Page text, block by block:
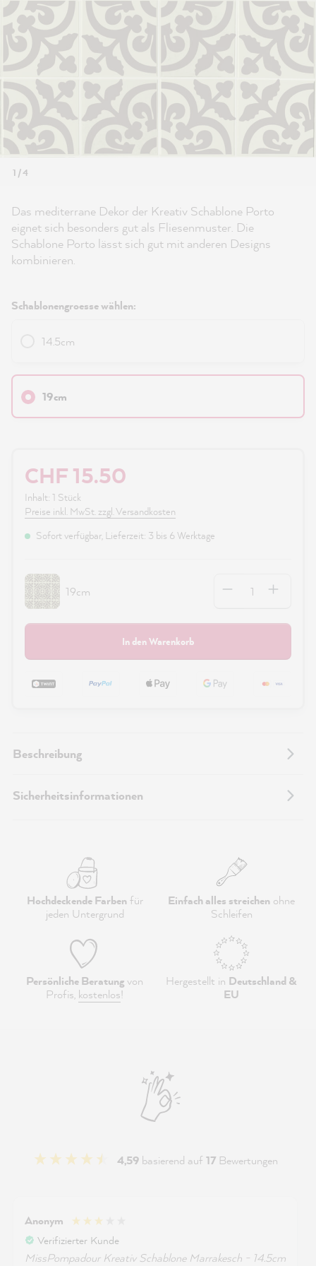
1 / 4
Das mediterrane Dekor der Kreativ Schablone Porto
eignet sich besonders gut als Fliesenmuster. Die
Schablone Porto lässt sich gut mit anderen Designs
kombinieren.
Schablonengroesse wählen:
14.5cm
19cm
CHF 15.50
Inhalt: 1 Stück
Preise inkl. MwSt. zzgl. Versandkosten
Sofort verfügbar, Lieferzeit: 3 bis 6 Werktage
19cm
In den Warenkorb
Beschreibung
Sicherheitsinformationen
Hochdeckende Farbenfür
jeden Untergrund
Einfach alles streichen ohne
Schleifen
Persönliche Beratungvon
Profis, kostenlos!
Hergestellt in Deutschland &
EU
4,59 basierend auf 17 Bewertungen
Anonym
Verifizierter Kunde
MissPompadour Kreativ Schablone Marrakesch - 14.5cm